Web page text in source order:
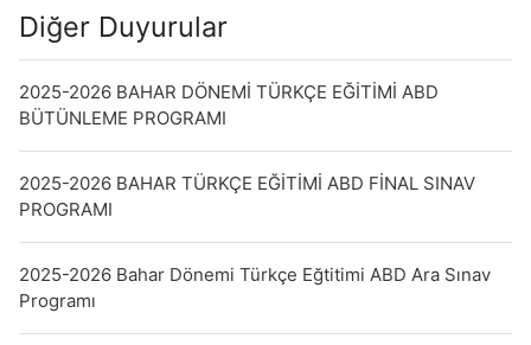
Diğer Duyurular
2025-2026 BAHAR DÖNEMİ TÜRKÇE EĞİTİMİ ABD
BÜTÜNLEME PROGRAMI
2025-2026 BAHAR TÜRKÇE EĞİTİMİ ABD FİNAL SINAV
PROGRAMI
2025-2026 Bahar Dönemi Türkçe Eğtitimi ABD Ara Sınav
Programı